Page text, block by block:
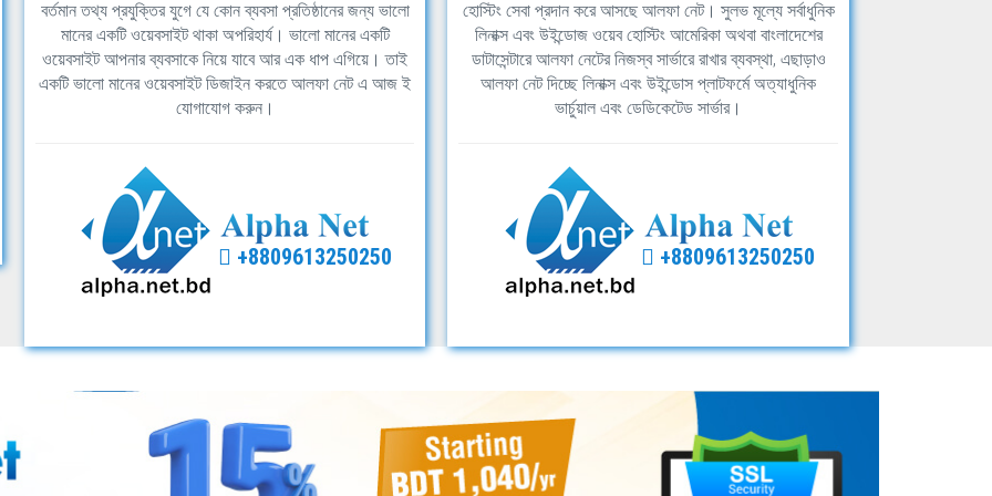
বর্তমান তথ্য প্রযুক্তির যুগে যে কোন ব্যবসা প্রতিষ্ঠানের জন্য ভালো
মানের একটি ওয়েবসাইট থাকা অপরিহার্য। ভালো মানের একটি
ওয়েবসাইট আপনার ব্যবসাকে নিয়ে যাবে আর এক ধাপ এগিয়ে। তাই
একটি ভালো মানের ওয়েবসাইট ডিজাইন করতে আলফা নেট এ আজ ই
যোগাযোগ করুন।
+8809613250250
হোস্টিং সেবা প্রদান করে আসছে আলফা নেট। সুলভ মূল্যে সর্বাধুনিক
লিনাক্স এবং উইন্ডোজ ওয়েব হোস্টিং আমেরিকা অথবা বাংলাদেশের
ডাটাসেন্টারে আলফা নেটের নিজস্ব সার্ভারে রাখার ব্যবস্থা, এছাড়াও
আলফা নেট দিচ্ছে লিনাক্স এবং উইন্ডোস প্লাটফর্মে অত্যাধুনিক
ভার্চুয়াল এবং ডেডিকেটেড সার্ভার।
+8809613250250